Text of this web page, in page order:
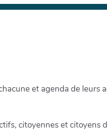
et agenda de leurs
citoyennes et citoyens